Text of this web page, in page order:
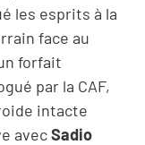
les esprits à la
face au
forfait
par la CAF,
intacte
avecSadio